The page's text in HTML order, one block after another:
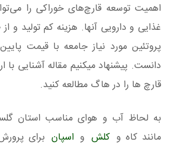
اهمیت توسعه قارچ‌های خوراکی را
غذایی و دارویی آنها. هزینه کم تولید و
پروتئین مورد نیاز جامعه با قیمت
دانست. پیشنهاد میکنیم مقاله آشنایی با
قارچ ها را در هاگ مطالعه کنید.
به لحاظ آب و هوای مناسب استان
مانند کاه و کلش و اسپان برای